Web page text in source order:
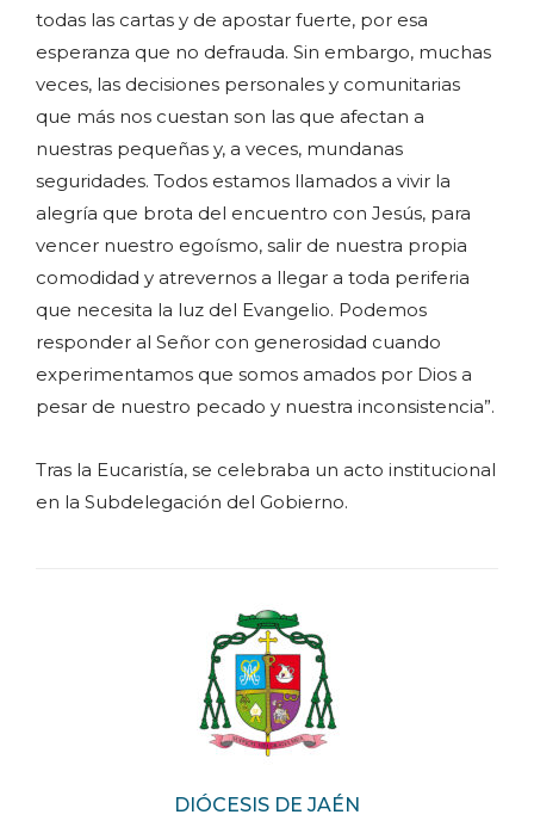
DIÓCESIS DE JAÉN
todas las cartas y de apostar fuerte, por esa
esperanza que no defrauda. Sin embargo, muchas
veces, las decisiones personales y comunitarias
que más nos cuestan son las que afectan a
nuestras pequeñas y, a veces, mundanas
seguridades. Todos estamos llamados a vivir la
alegría que brota del encuentro con Jesús, para
vencer nuestro egoísmo, salir de nuestra propia
comodidad y atrevernos a llegar a toda periferia
que necesita la luz del Evangelio. Podemos
responder al Señor con generosidad cuando
experimentamos que somos amados por Dios a
pesar de nuestro pecado y nuestra inconsistencia”.
Tras la Eucaristía, se celebraba un acto institucional
en la Subdelegación del Gobierno.